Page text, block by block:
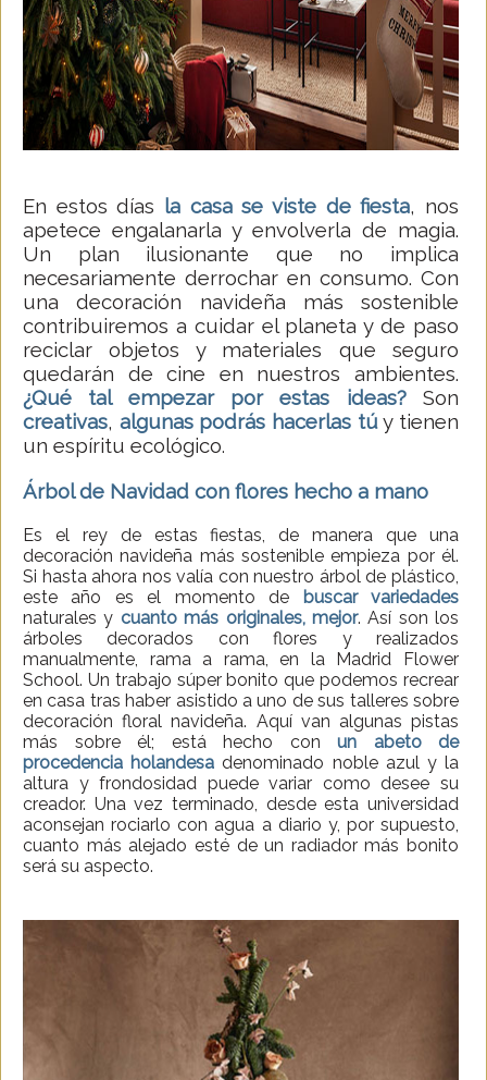
En estos días la casa se viste de fiesta, nos
apetece engalanarla y envolverla de magia.
Un plan ilusionante que no implica
necesariamente derrochar en consumo. Con
una decoración navideña más sostenible
contribuiremos a cuidar el planeta y de paso
reciclar objetos y materiales que seguro
quedarán de cine en nuestros ambientes.
¿Qué tal empezar por estas ideas?Son
creativas, algunas podrás hacerlas túy tienen
un espíritu ecológico.
Árbol de Navidad con flores hecho a mano
Es el rey de estas fiestas, de manera que una
decoración navideña más sostenible empieza por él.
Si hasta ahora nos valía con nuestro árbol de plástico,
este año es el momento de buscar variedades
naturales y cuanto más originales, mejor. Así son los
árboles decorados con flores y realizados
manualmente, rama a rama, en la Madrid Flower
School. Un trabajo súper bonito que podemos recrear
en casa tras haber asistido a uno de sus talleres sobre
decoración floral navideña. Aquí van algunas pistas
más sobre él; está hecho con un abeto de
procedencia holandesa denominado noble azul y la
altura y frondosidad puede variar como desee su
creador. Una vez terminado, desde esta universidad
aconsejan rociarlo con agua a diario y, por supuesto,
cuanto más alejado esté de un radiador más bonito
será su aspecto.